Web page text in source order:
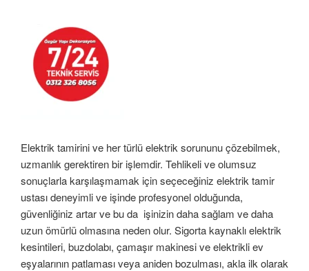
Elektrik tamirini ve her türlü elektrik sorununu çözebilmek,
uzmanlık gerektiren bir işlemdir. Tehlikeli ve olumsuz
sonuçlarla karşılaşmamak için seçeceğiniz elektrik tamir
ustası deneyimli ve işinde profesyonel olduğunda,
güvenliğiniz artar ve bu da işinizin daha sağlam ve daha
uzun ömürlü olmasına neden olur. Sigorta kaynaklı elektrik
kesintileri, buzdolabı, çamaşır makinesi ve elektrikli ev
eşyalarının patlaması veya aniden bozulması, akla ilk olarak